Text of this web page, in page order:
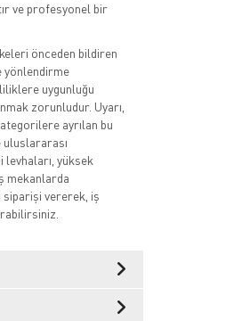
ve profesyonel bir
önceden bildiren
yönlendirme
uygunluğu
zorunludur. Uyarı,
ayrılan bu
yüksek
mekanlarda
siparişi vererek, iş